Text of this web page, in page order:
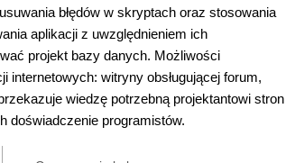
błędów w skryptach oraz stosowania
aplikacji z uwzględnieniem ich
projekt bazy danych. Możliwości
internetowych: witryny obsługującej forum,
wiedzę potrzebną projektantowi stron
doświadczenie programistów.